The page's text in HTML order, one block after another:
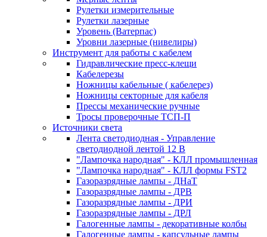
Рулетки измерительные
Рулетки лазерные
Уровень (Ватерпас)
Уровни лазерные (нивелиры)
Инструмент для работы с кабелем
Гидравлические пресс-клещи
Кабелерезы
Ножницы кабельные ( кабелерез)
Ножницы секторные для кабеля
Прессы механические ручные
Тросы проверочные ТСП-П
Источники света
Лента светодиодная - Управление
светодиодной лентой 12 В
"Лампочка народная" - КЛЛ промышленная
"Лампочка народная" - КЛЛ формы FST2
Газоразрядные лампы - ДНаТ
Газоразрядные лампы - ДРВ
Газоразрядные лампы - ДРИ
Газоразрядные лампы - ДРЛ
Галогенные лампы - декоративные колбы
Галогенные лампы - капсульные лампы